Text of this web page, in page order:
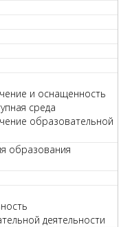
и оснащенность
среда
образовательной
образования
деятельности